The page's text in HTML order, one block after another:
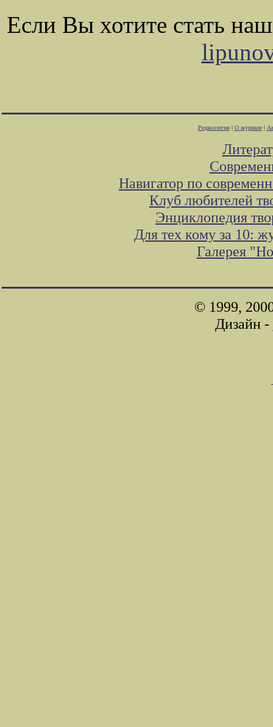
Если Вы хотите стать
Редколлегия| О журнале|
Навигатор по
Клуб любителей
Энциклопедия
Для тех кому за 10:
Галерея
© 1999,
Дизайн -